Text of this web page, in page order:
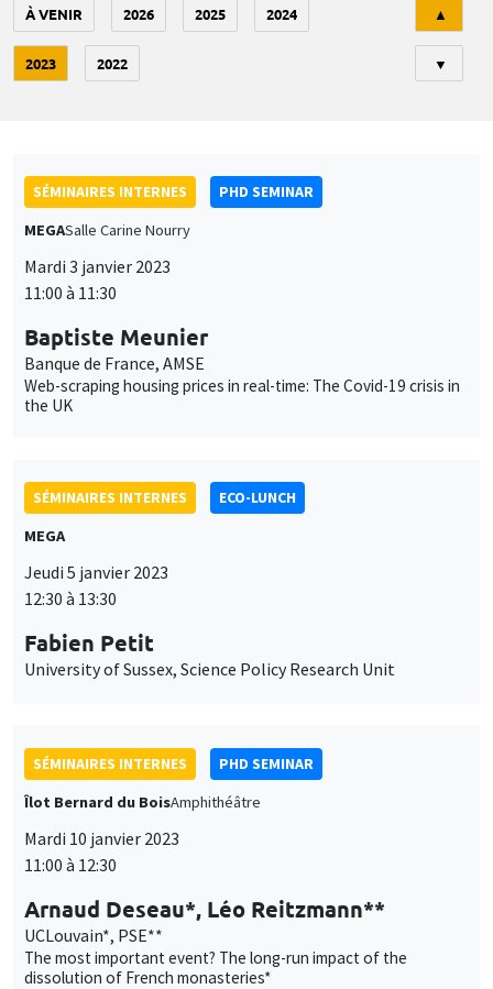
À VENIR 2026 2025 2024
2023 2022
▲
▼
SÉMINAIRES INTERNES
PHD SEMINAR
MEGASalle Carine Nourry
Mardi 3 janvier 2023
11:00 à 11:30
Baptiste Meunier
Banque de France, AMSE
Web-scraping housing prices in real-time: The Covid-19 crisis in
the UK
SÉMINAIRES INTERNES
ECO-LUNCH
MEGA
Jeudi 5 janvier 2023
12:30 à 13:30
Fabien Petit
University of Sussex, Science Policy Research Unit
SÉMINAIRES INTERNES
PHD SEMINAR
Îlot Bernard du BoisAmphithéâtre
Mardi 10 janvier 2023
11:00 à 12:30
Arnaud Deseau*, Léo Reitzmann**
UCLouvain*, PSE**
The most important event? The long-run impact of the
dissolution of French monasteries*